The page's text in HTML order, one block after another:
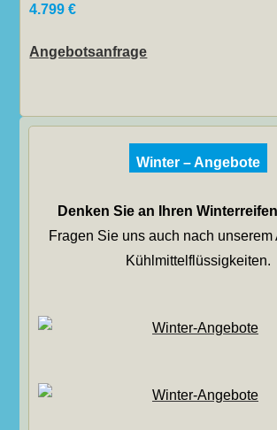
4.799 €
Angebotsanfrage
Winter – Angebote
Denken Sie an Ihren
Fragen Sie uns auch nach unserem
Kühlmittelflüssigkeiten.